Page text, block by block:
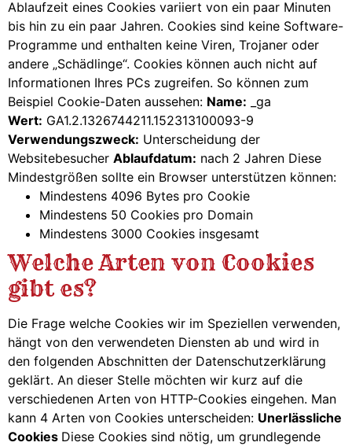
Ablaufzeit eines Cookies variiert von ein paar Minuten
bis hin zu ein paar Jahren. Cookies sind keine Software-
Programme und enthalten keine Viren, Trojaner oder
andere „Schädlinge“. Cookies können auch nicht auf
Informationen Ihres PCs zugreifen. So können zum
Beispiel Cookie-Daten aussehen: Name: _ga
Wert: GA1.2.1326744211.152313100093-9
Verwendungszweck: Unterscheidung der
Websitebesucher Ablaufdatum: nach 2 Jahren Diese
Mindestgrößen sollte ein Browser unterstützen können:
Mindestens 4096 Bytes pro Cookie
Mindestens 50 Cookies pro Domain
Mindestens 3000 Cookies insgesamt
Welche Arten von Cookies
gibt es?
Die Frage welche Cookies wir im Speziellen verwenden,
hängt von den verwendeten Diensten ab und wird in
den folgenden Abschnitten der Datenschutzerklärung
geklärt. An dieser Stelle möchten wir kurz auf die
verschiedenen Arten von HTTP-Cookies eingehen. Man
kann 4 Arten von Cookies unterscheiden: Unerlässliche
Cookies Diese Cookies sind nötig, um grundlegende